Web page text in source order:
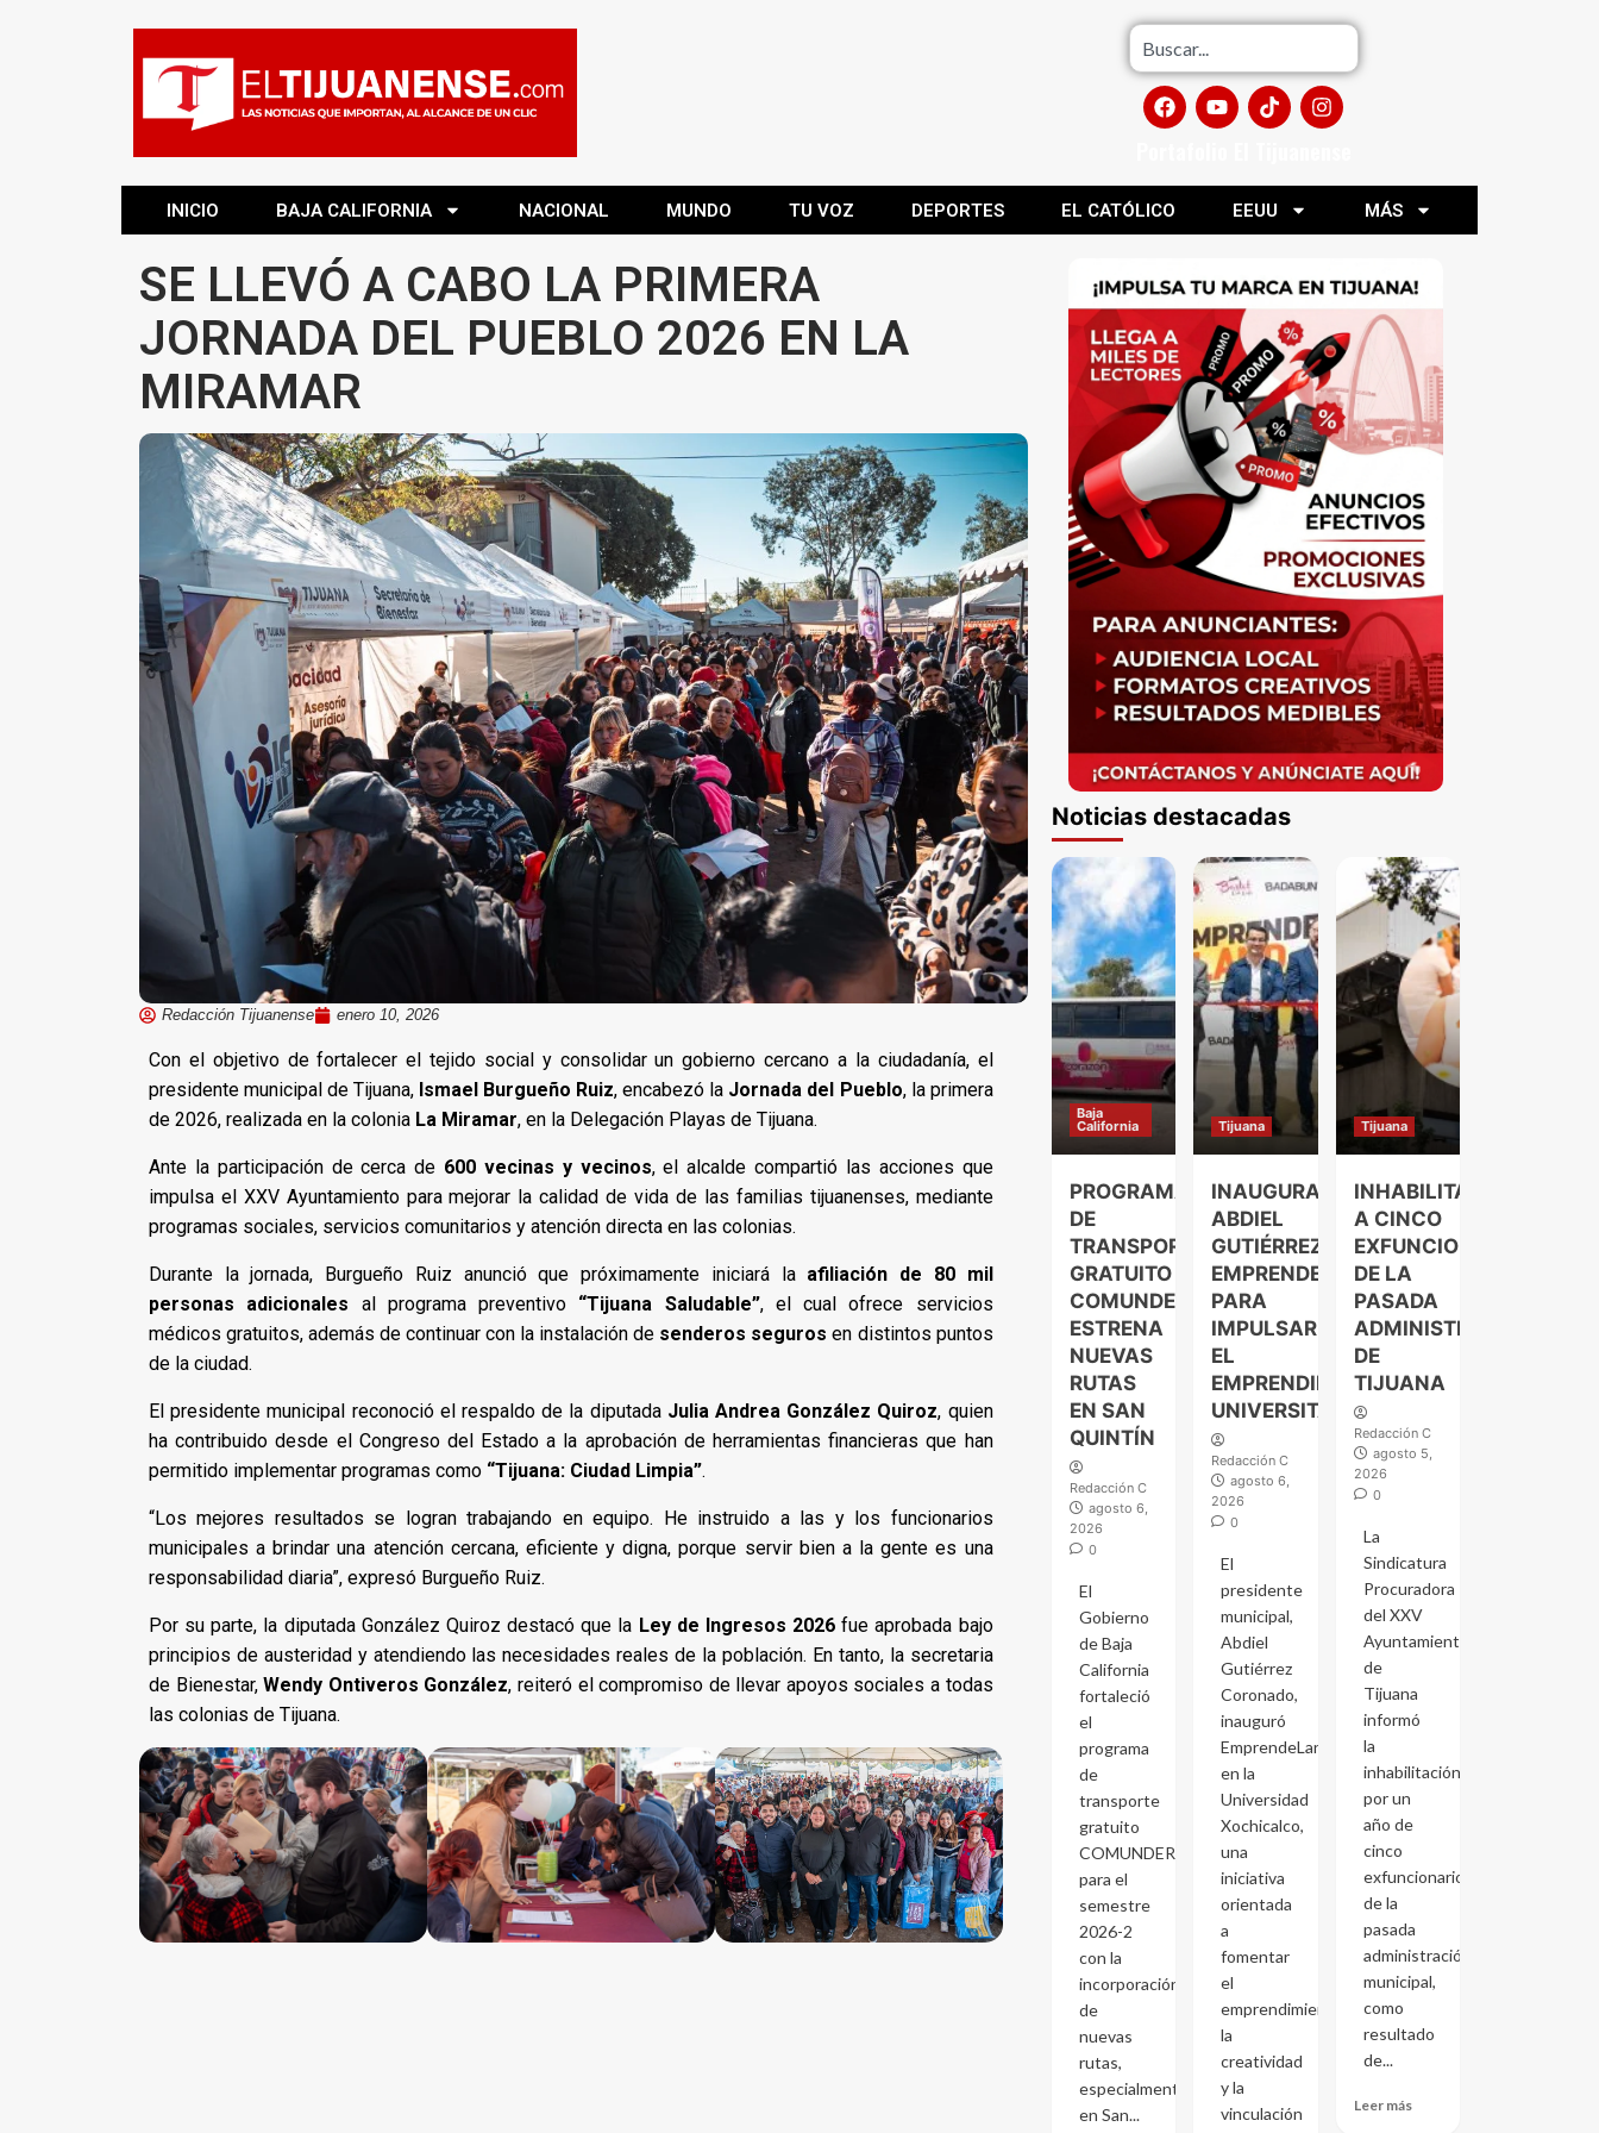
INICIO BAJA CALIFORNIA NACIONAL MUNDO TU VOZ DEPORTES EL CATÓLICO EEUU MÁS
SE LLEVÓ A CABO LA PRIMERA
JORNADA DEL PUEBLO 2026 EN LA
MIRAMAR
Redacción Tijuanense enero 10, 2026
Con el objetivo de fortalecer el tejido social y consolidar un gobierno cercano a la ciudadanía, el
presidente municipal de Tijuana, Ismael Burgueño Ruiz, encabezó la Jornada del Pueblo, la primera
de 2026, realizada en la colonia La Miramar, en la Delegación Playas de Tijuana.
Ante la participación de cerca de 600 vecinas y vecinos, el alcalde compartió las acciones que
impulsa el XXV Ayuntamiento para mejorar la calidad de vida de las familias tijuanenses, mediante
programas sociales, servicios comunitarios y atención directa en las colonias.
Durante la jornada, Burgueño Ruiz anunció que próximamente iniciará la afiliación de 80 mil
personas adicionales al programa preventivo “Tijuana Saludable”, el cual ofrece servicios
médicos gratuitos, además de continuar con la instalación de senderos seguros en distintos puntos
de la ciudad.
El presidente municipal reconoció el respaldo de la diputada Julia Andrea González Quiroz, quien
ha contribuido desde el Congreso del Estado a la aprobación de herramientas financieras que han
permitido implementar programas como “Tijuana: Ciudad Limpia”.
“Los mejores resultados se logran trabajando en equipo. He instruido a las y los funcionarios
municipales a brindar una atención cercana, eficiente y digna, porque servir bien a la gente es una
responsabilidad diaria”, expresó Burgueño Ruiz.
Por su parte, la diputada González Quiroz destacó que la Ley de Ingresos 2026 fue aprobada bajo
principios de austeridad y atendiendo las necesidades reales de la población. En tanto, la secretaria
de Bienestar,Wendy Ontiveros González, reiteró el compromiso de llevar apoyos sociales a todas
las colonias de Tijuana.
Noticias destacadas
Baja
California
PROGRAMA
DE
TRANSPORTE
GRATUITO
COMUNDER
ESTRENA
NUEVAS
RUTAS
EN SAN
QUINTÍN
Redacción C
agosto 6,
2026
0
El
Gobierno
de Baja
California
fortaleció
el
programa
de
transporte
gratuito
COMUNDER
para el
semestre
2026-2
con la
incorporación
de
nuevas
rutas,
especialmente
en San...
Tijuana
INAUGURA
ABDIEL
GUTIÉRREZ
EMPRENDELAND
PARA
IMPULSAR
EL
EMPRENDIMIENTO
UNIVERSITARIO
Redacción C
agosto 6,
2026
0
El
presidente
municipal,
Abdiel
Gutiérrez
Coronado,
inauguró
EmprendeLand
en la
Universidad
Xochicalco,
una
iniciativa
orientada
a
fomentar
el
emprendimiento,
la
creatividad
y la
vinculación
Tijuana
INHABILITAN
A CINCO
EXFUNCIONARIOS
DE LA
PASADA
ADMINISTRACIÓN
DE
TIJUANA
Redacción C
agosto 5,
2026
0
La
Sindicatura
Procuradora
del XXV
Ayuntamiento
de
Tijuana
informó
la
inhabilitación
por un
año de
cinco
exfuncionarios
de la
pasada
administración
municipal,
como
resultado
de...
Leer más